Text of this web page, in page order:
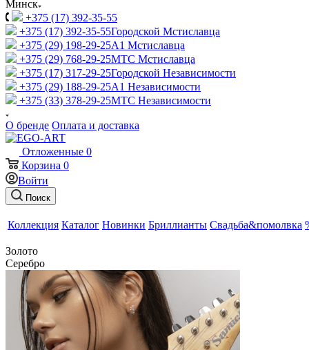
Минск
+375 (17) 392-35-55
+375 (17) 392-35-55Городской Мстиславца
+375 (29) 198-29-25A1 Мстиславца
+375 (29) 768-29-25МТС Мстиславца
+375 (17) 317-29-25Городской Независимости
+375 (29) 188-29-25A1 Независимости
+375 (33) 378-29-25МТС Независимости
О бренде Оплата и доставка
Отложенные 0
Корзина 0
Войти
Поиск
Коллекция Каталог Новинки Бриллианты Свадьба&помолвка
Золото
Серебро